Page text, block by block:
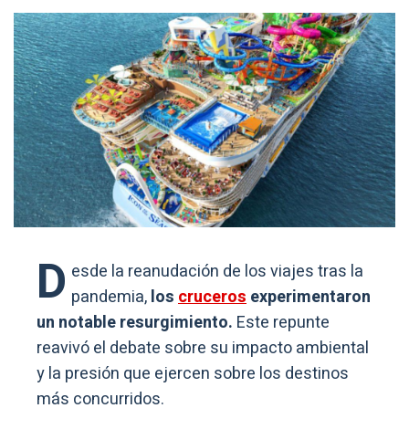
D esde la reanudación de los viajes tras la
pandemia,loscrucerosexperimentaron
un notable resurgimiento. Este repunte
reavivó el debate sobre su impacto ambiental
y la presión que ejercen sobre los destinos
más concurridos.